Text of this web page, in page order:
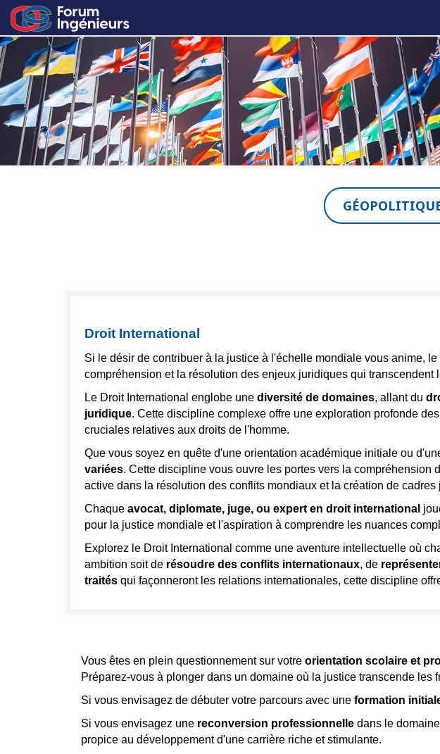
Droit International
Si le désir de contribuer à la justice à l'échelle mondiale vous anime, le
compréhension et la résolution des enjeux juridiques qui transcendent
Le Droit International englobe une diversité de domaines, allant du
juridique. Cette discipline complexe offre une exploration profonde
cruciales relatives aux droits de l'homme.
Que vous soyez en quête d'une orientation académique initiale ou
variées. Cette discipline vous ouvre les portes vers la
active dans la résolution des conflits mondiaux et la création de
Chaque avocat, diplomate, juge, ou expert en droit international
pour la justice mondiale et l'aspiration à comprendre les nuances
Explorez le Droit International comme une aventure intellectuelle où
ambition soit de résoudre des conflits internationaux, de
traités qui façonneront les relations internationales, cette discipline
Vous êtes en plein questionnement sur votre orientation scolaire et
Préparez-vous à plonger dans un domaine où la justice transcende les
Si vous envisagez de débuter votre parcours avec une formation
Si vous envisagez une reconversion professionnelle dans le
propice au développement d'une carrière riche et stimulante.